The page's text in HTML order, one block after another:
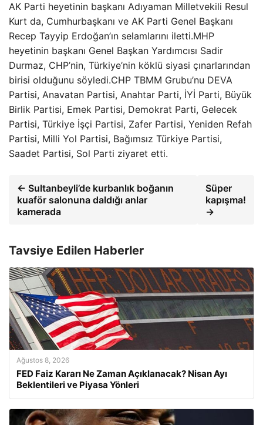
AK Parti heyetinin başkanı Adıyaman Milletvekili Resul
Kurt da, Cumhurbaşkanı ve AK Parti Genel Başkanı
Recep Tayyip Erdoğan’ın selamlarını iletti.MHP
heyetinin başkanı Genel Başkan Yardımcısı Sadir
Durmaz, CHP’nin, Türkiye’nin köklü siyasi çınarlarından
birisi olduğunu söyledi.CHP TBMM Grubu’nu DEVA
Partisi, Anavatan Partisi, Anahtar Parti, İYİ Parti, Büyük
Birlik Partisi, Emek Partisi, Demokrat Parti, Gelecek
Partisi, Türkiye İşçi Partisi, Zafer Partisi, Yeniden Refah
Partisi, Milli Yol Partisi, Bağımsız Türkiye Partisi,
Saadet Partisi, Sol Parti ziyaret etti.
← Sultanbeyli’de kurbanlık boğanın
kuaför salonuna daldığı anlar
kamerada
Süper
kapışma!
→
Tavsiye Edilen Haberler
Ağustos 8, 2026
FED Faiz Kararı Ne Zaman Açıklanacak? Nisan Ayı
Beklentileri ve Piyasa Yönleri